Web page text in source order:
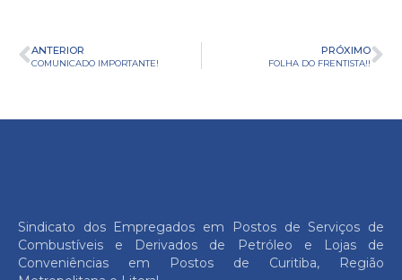
ANTERIOR
COMUNICADO IMPORTANTE!
PRÓXIMO
FOLHA DO FRENTISTA!!
Sindicato dos Empregados em Postos de Serviços de
Combustíveis e Derivados de Petróleo e Lojas de
Conveniências em Postos de Curitiba, Região